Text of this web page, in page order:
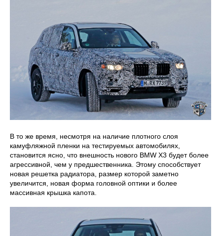
В то же время, несмотря на наличие плотного слоя
камуфляжной пленки на тестируемых автомобилях,
становится ясно, что внешность нового BMW X3 будет более
агрессивной, чем у предшественника. Этому способствует
новая решетка радиатора, размер которой заметно
увеличится, новая форма головной оптики и более
массивная крышка капота.